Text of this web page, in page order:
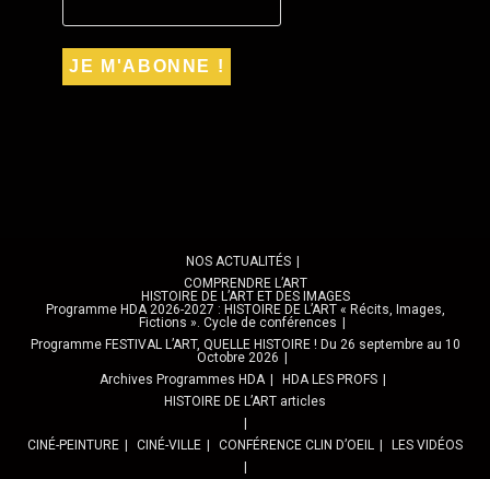
NOS ACTUALITÉS
COMPRENDRE L’ART
HISTOIRE DE L’ART ET DES IMAGES
Programme HDA 2026-2027 : HISTOIRE DE L’ART « Récits, Images,
Fictions ». Cycle de conférences
Programme FESTIVAL L’ART, QUELLE HISTOIRE ! Du 26 septembre au 10
Octobre 2026
Archives Programmes HDA
HDA LES PROFS
HISTOIRE DE L’ART articles
CINÉ-PEINTURE CINÉ-VILLE CONFÉRENCE CLIN D’OEIL LES VIDÉOS